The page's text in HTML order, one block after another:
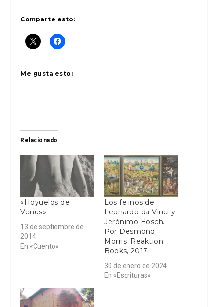
Comparte esto:
Me gusta esto:
Relacionado
«Hoyuelos de
Venus»
13 de septiembre de
2014
En «Cuento»
Los felinos de
Leonardo da Vinci y
Jerónimo Bosch.
Por Desmond
Morris. Reaktion
Books, 2017
30 de enero de 2024
En «Escrituras»